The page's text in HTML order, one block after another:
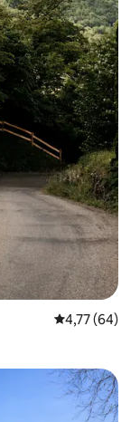
4,77 ud af 5 i
4,77 (64)